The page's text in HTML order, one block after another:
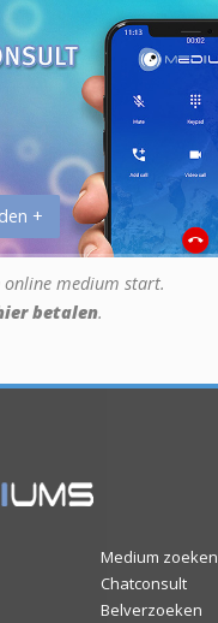
+
online medium start.
betalen.
Medium zoeken
Chatconsult
Belverzoeken